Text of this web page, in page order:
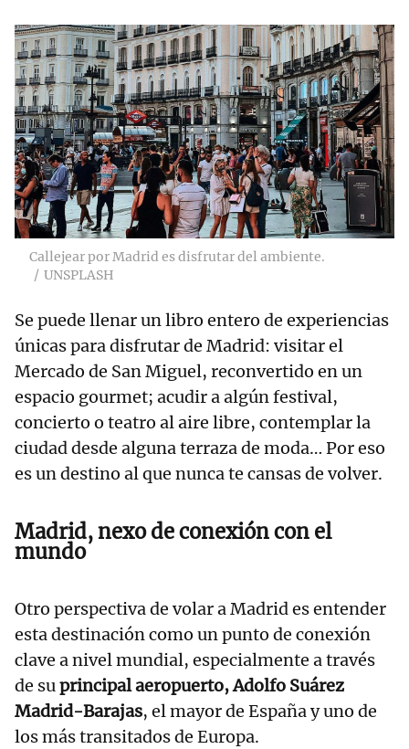
Callejear por Madrid es disfrutar del ambiente.
UNSPLASH
Se puede llenar un libro entero de experiencias
únicas para disfrutar de Madrid: visitar el
Mercado de San Miguel, reconvertido en un
espacio gourmet; acudir a algún festival,
concierto o teatro al aire libre, contemplar la
ciudad desde alguna terraza de moda… Por eso
es un destino al que nunca te cansas de volver.
Madrid, nexo de conexión con el
mundo
Otro perspectiva de volar a Madrid es entender
esta destinación como un punto de conexión
clave a nivel mundial, especialmente a través
de suprincipal aeropuerto, Adolfo Suárez
Madrid-Barajas, el mayor de España y uno de
los más transitados de Europa.